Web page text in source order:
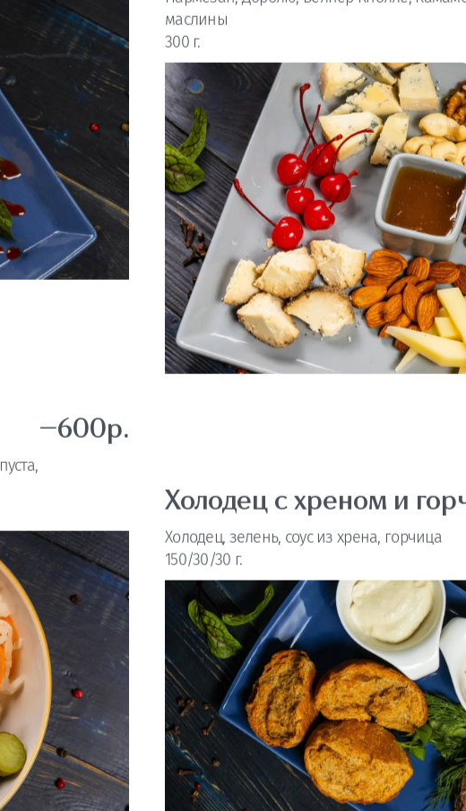
Сырное ассорти
Пармезан, Дорблю, Белпер Кнолле,
маслины
300 г.
Холодец с хреном и
Холодец, зелень, соус из хрена, горчица
150/30/30 г.